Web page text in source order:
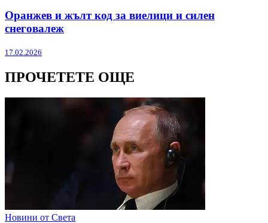
Оранжев и жълт код за виелици и силен
снеговалеж
17.02.2026
ПРОЧЕТЕТЕ ОЩЕ
Новини от Света